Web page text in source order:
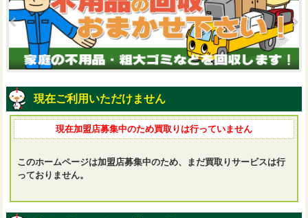
現在ご利用いただけません
現在加盟店募集中のため買取りは行っていません
このホームページは加盟店募集中のため、まだ買取りサービスは行
っておりません。